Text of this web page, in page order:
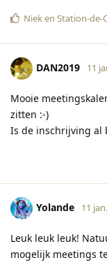
Nieken Station-de-
DAN2019 11
Mooie
zitten :-)
Is de inschrijving al
Yolande 11
Leuk leuk leuk!
mogelijk meetings